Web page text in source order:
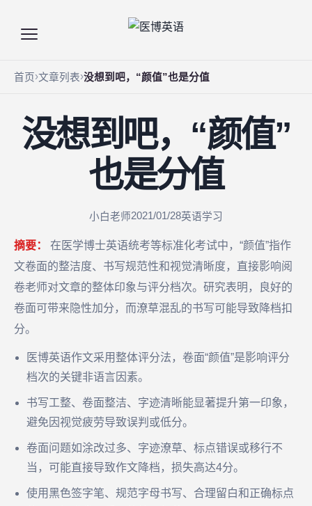
首页 文章列表 没想到吧，“颜值”也是分值
没想到吧，“颜值”
也是分值
小白老师2021/01/28英语学习
摘要：
在医学博士英语统考等标准化考试中，“颜值”指作
文卷面的整洁度、书写规范性和视觉清晰度，直接影响阅
卷老师对文章的整体印象与评分档次。研究表明，良好的
卷面可带来隐性加分，而潦草混乱的书写可能导致降档扣
分。
医博英语作文采用整体评分法，卷面“颜值”是影响评分
档次的关键非语言因素。
书写工整、卷面整洁、字迹清晰能显著提升第一印象，
避免因视觉疲劳导致误判或低分。
卷面问题如涂改过多、字迹潦草、标点错误或移行不
当，可能直接导致作文降档，损失高达4分。
使用黑色签字笔、规范字母书写、合理留白和正确标点